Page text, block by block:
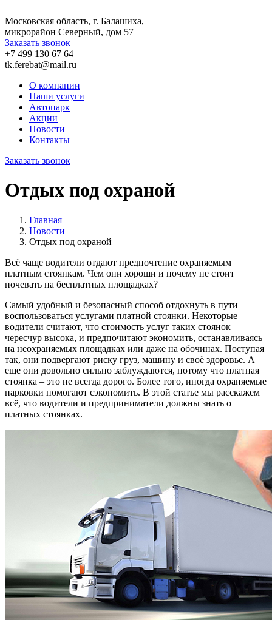
Московская область, г. Балашиха,
микрорайон Северный, дом 57
Заказать звонок
+7 499 130 67 64
tk.ferebat@mail.ru
О компании
Наши услуги
Автопарк
Акции
Новости
Контакты
Заказать звонок
Отдых под охраной
Главная
Новости
Отдых под охраной
Всё чаще водители отдают предпочтение охраняемым
платным стоянкам. Чем они хороши и почему не стоит
ночевать на бесплатных площадках?
Самый удобный и безопасный способ отдохнуть в пути –
воспользоваться услугами платной стоянки. Некоторые
водители считают, что стоимость услуг таких стоянок
чересчур высока, и предпочитают экономить, останавливаясь
на неохраняемых площадках или даже на обочинах. Поступая
так, они подвергают риску груз, машину и своё здоровье. А
еще они довольно сильно заблуждаются, потому что платная
стоянка – это не всегда дорого. Более того, иногда охраняемые
парковки помогают сэкономить. В этой статье мы расскажем
всё, что водители и предприниматели должны знать о
платных стоянках.